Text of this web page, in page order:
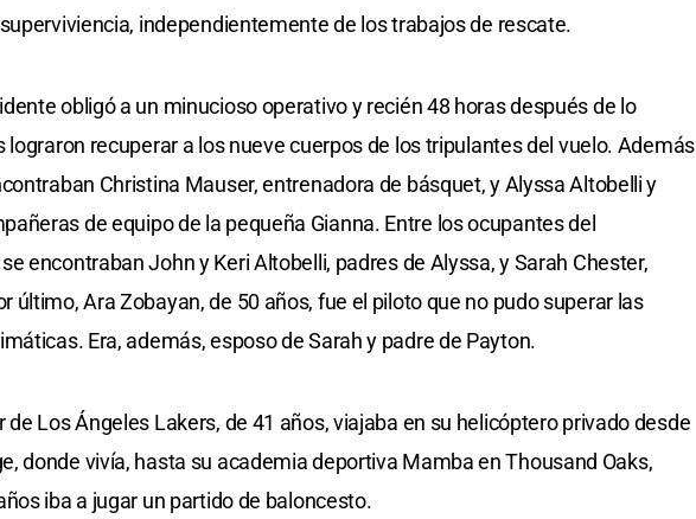
independientemente de los trabajos de rescate.
obligó a un minucioso operativo y recién 48 horas después de lo
lograron recuperar a los nueve cuerpos de los tripulantes del vuelo. Además
Christina Mauser, entrenadora de básquet, y Alyssa Altobelli y
de equipo de la pequeña Gianna. Entre los ocupantes del
encontraban John y Keri Altobelli, padres de Alyssa, y Sarah Chester,
último, Ara Zobayan, de 50 años, fue el piloto que no pudo superar las
Era, además, esposo de Sarah y padre de Payton.
de Los Ángeles Lakers, de 41 años, viajaba en su helicóptero privado desde
donde vivía, hasta su academia deportiva Mamba en Thousand Oaks,
iba a jugar un partido de baloncesto.